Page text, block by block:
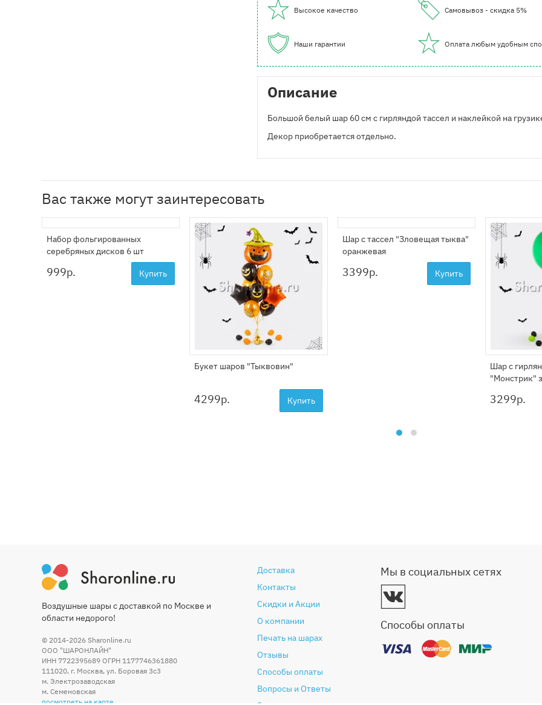
Высокое качество
Наши гарантии
Самовывоз - скидка 5%
Оплата любым удобным
Описание
Большой белый шар 60 см с гирляндой тассел и наклейкой на
Декор приобретается отдельно.
Вас также могут заинтересовать
Набор фольгированных
серебряных дисков 6 шт
999р. Купить
Букет шаров "Тыквовин"
4299р. Купить
Шар с тассел "Зловещая тыква"
оранжевая
3399р. Купить
Шар с
"Монстрик"
3299р.
Воздушные шары с доставкой по Москве и
области недорого!
© 2014-2026 Sharonline.ru
ООО "ШАРОНЛАЙН"
ИНН 7722395689 ОГРН 1177746361880
111020, г. Москва, ул. Боровая 3c3
м. Электрозаводская
м. Семеновская
посмотреть на карте
Доставка
Контакты
Скидки и Акции
О компании
Печать на шарах
Отзывы
Способы оплаты
Вопросы и Ответы
Мы в социальных сетях
Способы оплаты